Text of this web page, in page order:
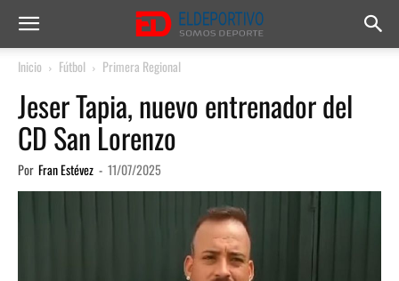
Inicio Fútbol Primera Regional
Jeser Tapia, nuevo entrenador del
CD San Lorenzo
Por Fran Estévez - 11/07/2025